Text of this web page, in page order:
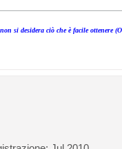
si desidera ciò che è facile ottenere